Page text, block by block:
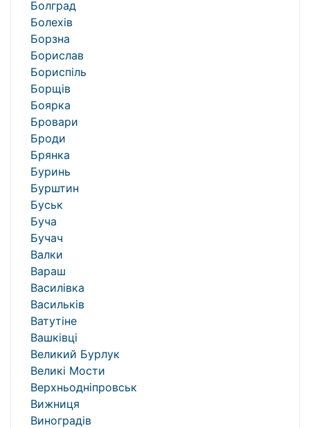
Болград
Болехів
Борзна
Борислав
Бориспіль
Борщів
Боярка
Бровари
Броди
Брянка
Буринь
Бурштин
Буськ
Буча
Бучач
Валки
Вараш
Василівка
Васильків
Ватутіне
Вашківці
Великий Бурлук
Великі Мости
Верхньодніпровськ
Вижниця
Виноградів